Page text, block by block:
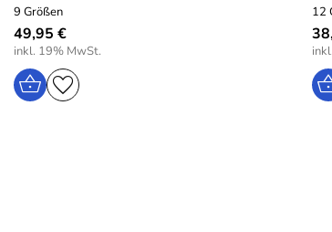
9 Größen
49,95 €
inkl. 19% MwSt.
12